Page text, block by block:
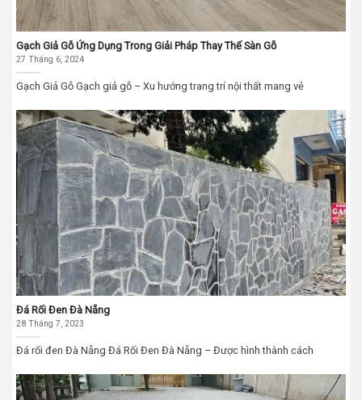
Gạch Giả Gỗ Ứng Dụng Trong Giải Pháp Thay Thế Sàn Gỗ
27 Tháng 6, 2024
Gạch Giả Gỗ Gạch giả gỗ – Xu hướng trang trí nội thất mang vẻ
Đá Rối Đen Đà Nẵng
28 Tháng 7, 2023
Đá rối đen Đà Nẵng Đá Rối Đen Đà Nẵng – Được hình thành cách